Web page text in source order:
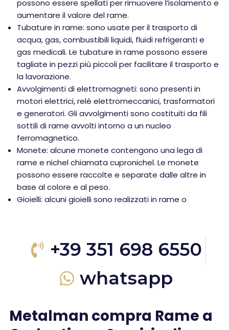
possono essere spellati per rimuovere l’isolamento e
aumentare il valore del rame.
Tubature in rame: sono usate per il trasporto di
acqua, gas, combustibili liquidi, fluidi refrigeranti e
gas medicali. Le tubature in rame possono essere
tagliate in pezzi più piccoli per facilitare il trasporto e
la lavorazione.
Avvolgimenti di elettromagneti: sono presenti in
motori elettrici, relè elettromeccanici, trasformatori
e generatori. Gli avvolgimenti sono costituiti da fili
sottili di rame avvolti intorno a un nucleo
ferromagnetico.
Monete: alcune monete contengono una lega di
rame e nichel chiamata cupronichel. Le monete
possono essere raccolte e separate dalle altre in
base al colore e al peso.
Gioielli: alcuni gioielli sono realizzati in rame o
+39 351 698 6550
whatsapp
Metalman compra Rame a